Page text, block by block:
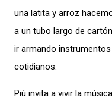
una latita y arroz
a un tubo largo de
ir armando
cotidianos.
Piú invita a vivir la